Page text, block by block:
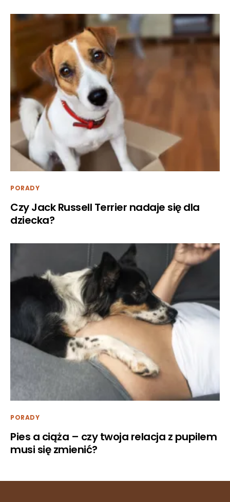
PORADY
Czy Jack Russell Terrier nadaje się dla
dziecka?
PORADY
Pies a ciąża – czy twoja relacja z pupilem
musi się zmienić?